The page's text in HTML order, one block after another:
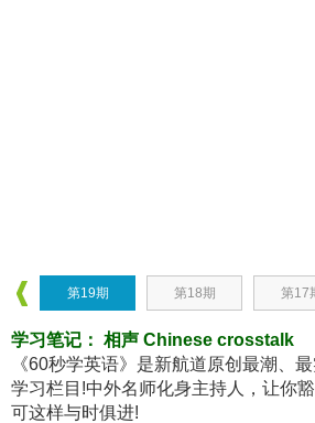
第19期 第18期 第17
学习笔记： 相声 Chinese crosstalk
《60秒学英语》是新航道原创最潮、
学习栏目!中外名师化身主持人，让你
可这样与时俱进!